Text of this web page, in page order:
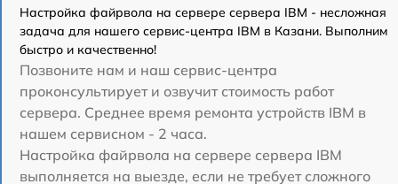
Настройка файрвола на сервере сервера IBM - несложная
задача для нашего сервис-центра IBM в Казани. Выполним
быстро и качественно!
Позвоните нам и наш сервис-центра
проконсультирует и озвучит стоимость работ
сервера. Среднее время ремонта устройств IBM в
нашем сервисном - 2 часа.
Настройка файрвола на сервере сервера IBM
выполняется на выезде, если не требует сложного